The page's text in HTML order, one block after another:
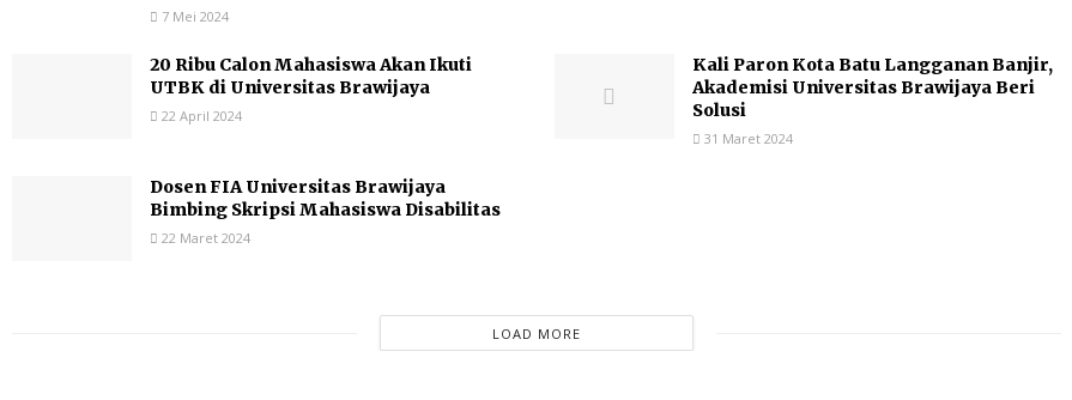
7 Mei 2024
20 Ribu Calon Mahasiswa Akan Ikuti
UTBK di Universitas Brawijaya
22 April 2024
Kali Paron Kota Batu Langganan Banjir,
Akademisi Universitas Brawijaya Beri
Solusi
31 Maret 2024
Dosen FIA Universitas Brawijaya
Bimbing Skripsi Mahasiswa Disabilitas
22 Maret 2024
LOAD MORE